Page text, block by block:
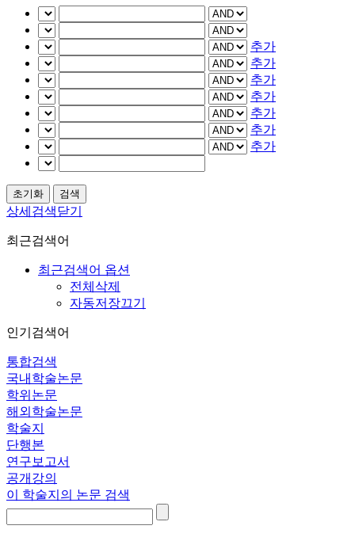
추가
추가
추가
추가
추가
추가
추가
상세검색닫기
최근검색어
최근검색어 옵션
전체삭제
자동저장끄기
인기검색어
통합검색
국내학술논문
학위논문
해외학술논문
학술지
단행본
연구보고서
공개강의
이 학술지의 논문 검색